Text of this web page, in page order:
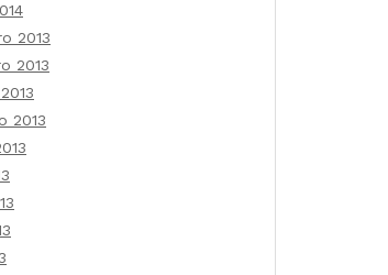
2013
2013
2013